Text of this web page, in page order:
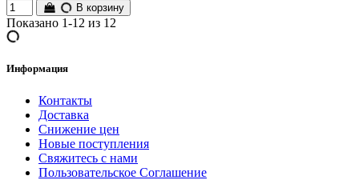
В корзину
Показано 1-12 из 12
Информация
Контакты
Доставка
Снижение цен
Новые поступления
Свяжитесь с нами
Пользовательское Соглашение